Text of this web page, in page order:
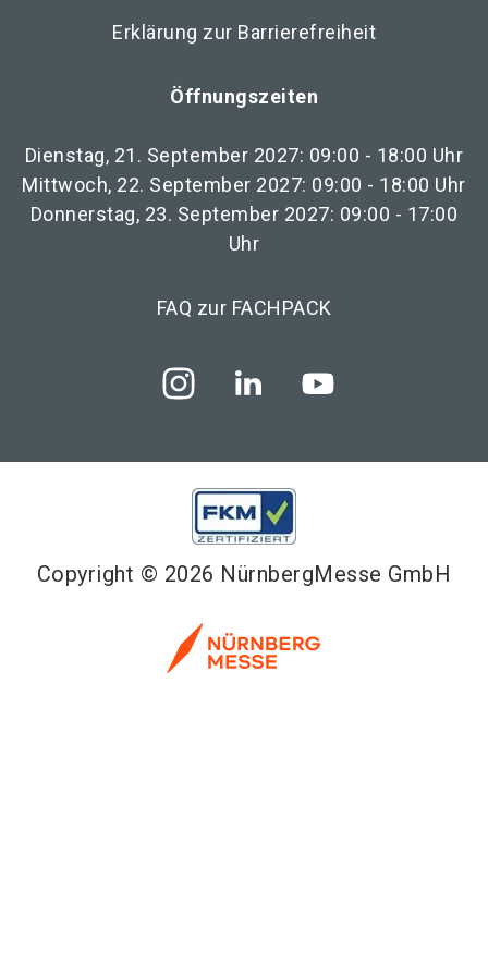
Erklärung zur Barrierefreiheit
Öffnungszeiten
Dienstag, 21. September 2027: 09:00 - 18:00 Uhr
Mittwoch, 22. September 2027: 09:00 - 18:00 Uhr
Donnerstag, 23. September 2027: 09:00 - 17:00
Uhr
FAQ zur FACHPACK
Copyright © 2026 NürnbergMesse GmbH